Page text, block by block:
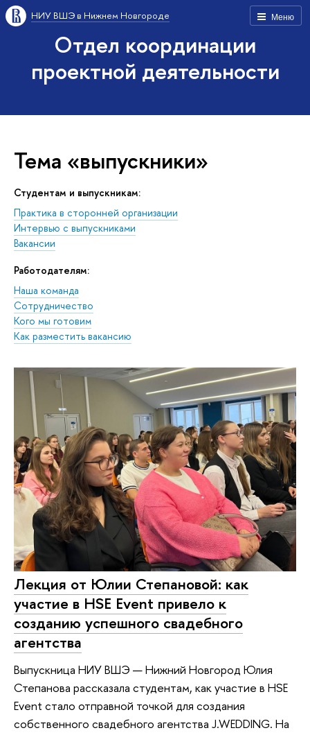
Меню
НИУ ВШЭ в Нижнем Новгороде
Отдел координации
проектной деятельности
Тема «выпускники»
Студентам и выпускникам:
Практика в сторонней организации
Интервью с выпускниками
Вакансии
Работодателям:
Наша команда
Сотрудничество
Кого мы готовим
Как разместить вакансию
Лекция от Юлии Степановой: как
участие в HSE Event привело к
созданию успешного свадебного
агентства
Выпускница НИУ ВШЭ — Нижний Новгород Юлия
Степанова рассказала студентам, как участие в HSE
Event стало отправной точкой для создания
собственного свадебного агентства J.WEDDING. На